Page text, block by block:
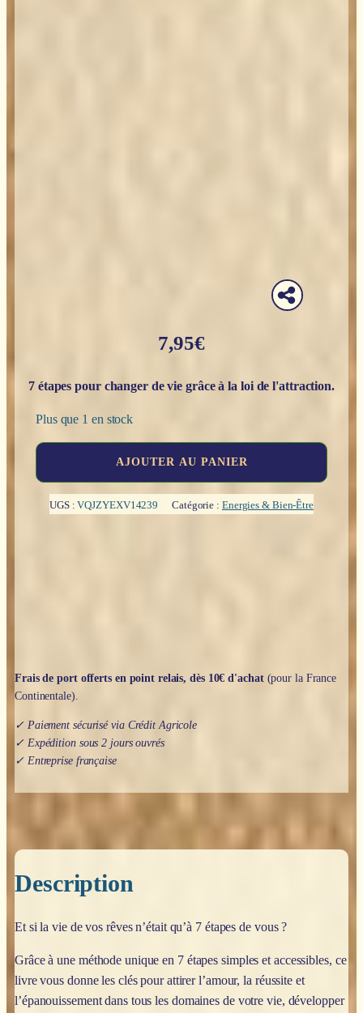
7,95€
7 étapes pour changer de vie grâce à la loi de l'attraction.
Plus que 1 en stock
pouvoir
AJOUTER AU PANIER
UGS :VQJZYEXV14239 Catégorie : Energies & Bien-Être
Frais de port offerts en point relais, dès 10€ d'achat(pour la France
Continentale).
✓ Paiement sécurisé via Crédit Agricole
✓ Expédition sous 2 jours ouvrés
✓ Entreprise française
Description
Et si la vie de vos rêves n’était qu’à 7 étapes de vous ?
Grâce à une méthode unique en 7 étapes simples et accessibles, ce
livre vous donne les clés pour attirer l’amour, la réussite et
l’épanouissement dans tous les domaines de votre vie, développer